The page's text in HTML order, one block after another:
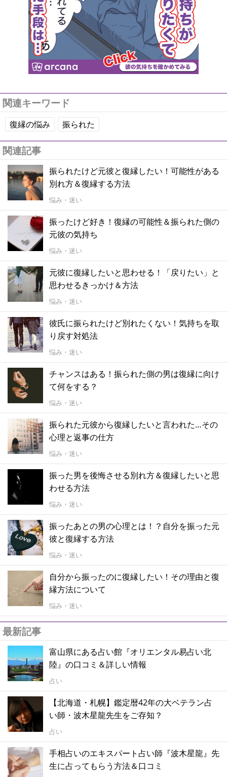
関連キーワード
復縁の悩み 振られた
関連記事
振られたけど元彼と復縁したい！可能性がある
別れ方＆復縁する方法
悩み・迷い
振ったけど好き！復縁の可能性＆振られた側の
元彼の気持ち
悩み・迷い
元彼に復縁したいと思わせる！「戻りたい」と
思わせるきっかけ＆方法
悩み・迷い
彼氏に振られたけど別れたくない！気持ちを取
り戻す対処法
悩み・迷い
チャンスはある！振られた側の男は復縁に向け
て何をする？
悩み・迷い
振られた元彼から復縁したいと言われた…その
心理と返事の仕方
悩み・迷い
振った男を後悔させる別れ方＆復縁したいと思
わせる方法
悩み・迷い
振ったあとの男の心理とは！？自分を振った元
彼と復縁する方法
悩み・迷い
自分から振ったのに復縁したい！その理由と復
縁方法について
悩み・迷い
最新記事
富山県にある占い館『オリエンタル易占い北
陸』の口コミ＆詳しい情報
占い
【北海道・札幌】鑑定暦42年の大ベテラン占
い師・波木星龍先生をご存知？
占い
手相占いのエキスパート占い師『波木星龍』先
生に占ってもらう方法＆口コミ